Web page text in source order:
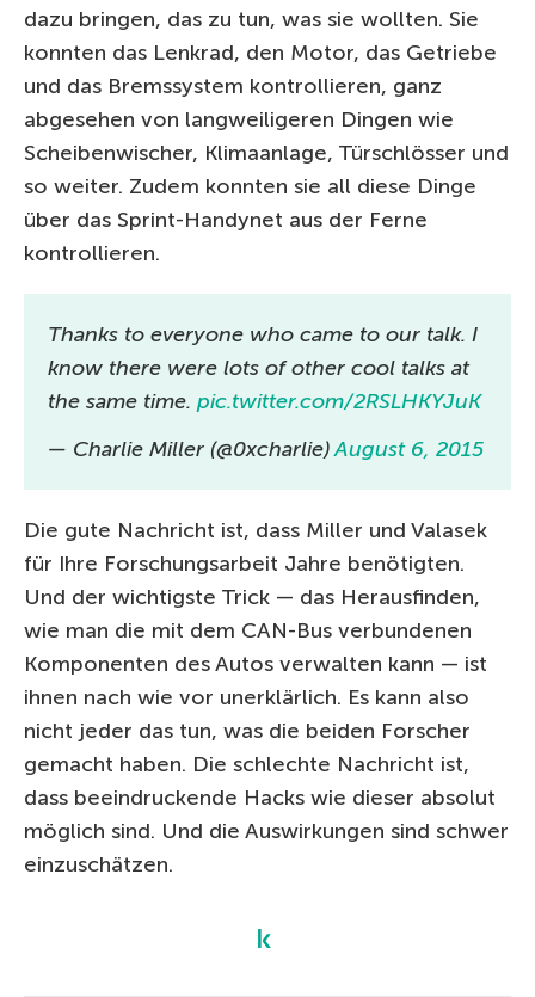
dazu bringen, das zu tun, was sie wollten. Sie
konnten das Lenkrad, den Motor, das Getriebe
und das Bremssystem kontrollieren, ganz
abgesehen von langweiligeren Dingen wie
Scheibenwischer, Klimaanlage, Türschlösser und
so weiter. Zudem konnten sie all diese Dinge
über das Sprint-Handynet aus der Ferne
kontrollieren.
Thanks to everyone who came to our talk. I
know there were lots of other cool talks at
the same time. pic.twitter.com/2RSLHKYJuK
— Charlie Miller (@0xcharlie)August 6, 2015
Die gute Nachricht ist, dass Miller und Valasek
für Ihre Forschungsarbeit Jahre benötigten.
Und der wichtigste Trick — das Herausfinden,
wie man die mit dem CAN-Bus verbundenen
Komponenten des Autos verwalten kann — ist
ihnen nach wie vor unerklärlich. Es kann also
nicht jeder das tun, was die beiden Forscher
gemacht haben. Die schlechte Nachricht ist,
dass beeindruckende Hacks wie dieser absolut
möglich sind. Und die Auswirkungen sind schwer
einzuschätzen.